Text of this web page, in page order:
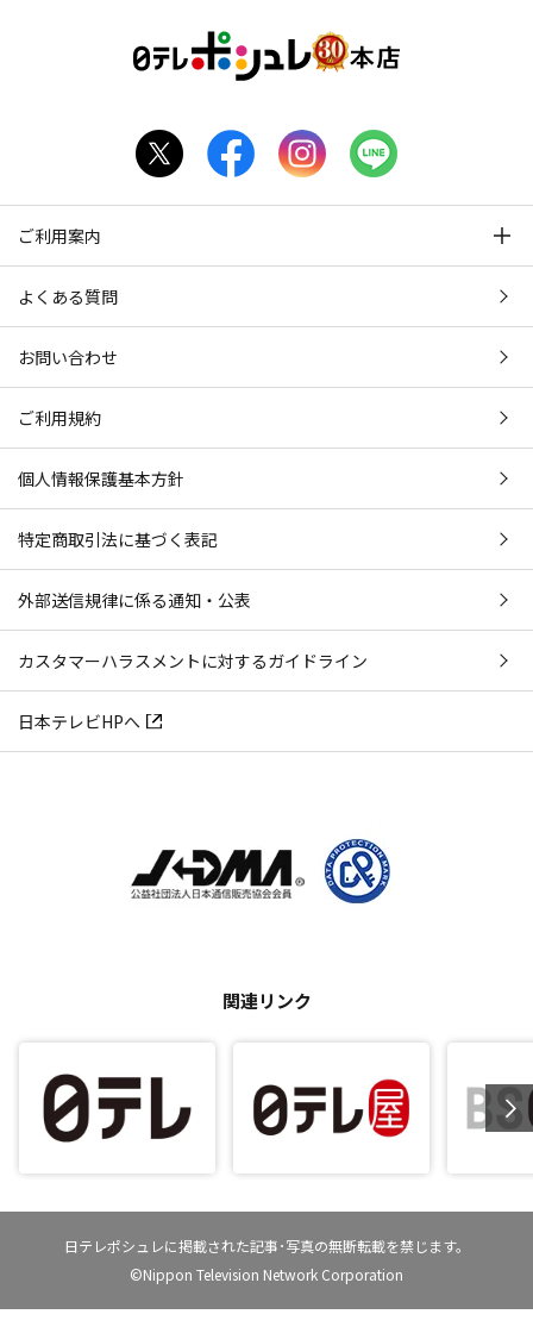
ご利用案内
よくある質問
お問い合わせ
ご利用規約
個人情報保護基本方針
特定商取引法に基づく表記
外部送信規律に係る通知・公表
カスタマーハラスメントに対するガイドライン
日本テレビHPへ
関連リンク
日テレポシュレに掲載された記事･写真の無断転載を禁じます。
©Nippon Television Network Corporation